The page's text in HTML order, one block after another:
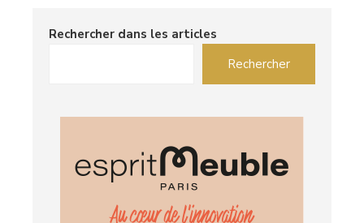
Rechercher dans les articles
Rechercher